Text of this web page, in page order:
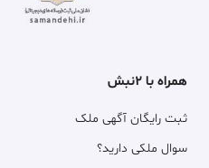
همراه با ۲نبش
ثبت رایگان آگهی ملک
سوال ملکی دارید؟